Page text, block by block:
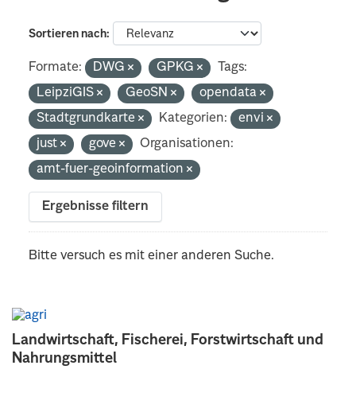
Landwirtschaft, Fischerei, Forstwirtschaft und
Nahrungsmittel
Sortieren nach
Formate: DWG GPKG
Tags:
LeipziGIS
GeoSN
opendata
Stadtgrundkarte
Kategorien:
envi
just
gove
Organisationen:
amt-fuer-geoinformation
Ergebnisse filtern
Bitte versuch es mit einer anderen Suche.